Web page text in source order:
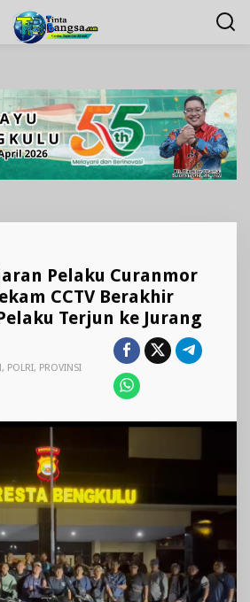
Pelaku Curanmor
CCTV Berakhir
Terjun ke Jurang
, POLRI, PROVINSI